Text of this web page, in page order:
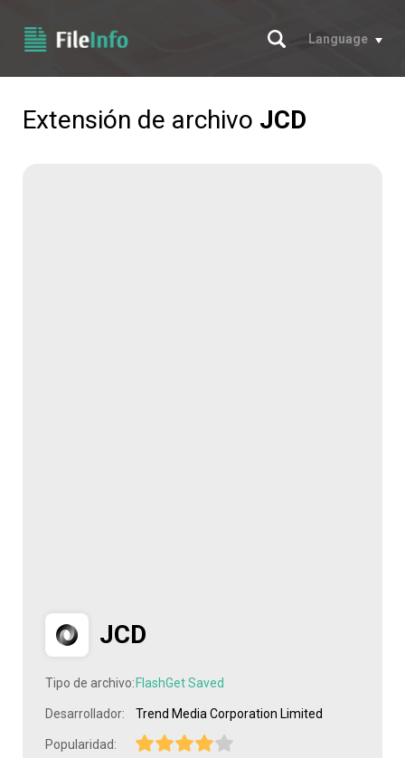
Buscar
Language
Extensión de archivo JCD
JCD
Tipo de archivo: FlashGet Saved
Desarrollador: Trend Media Corporation Limited
Popularidad: